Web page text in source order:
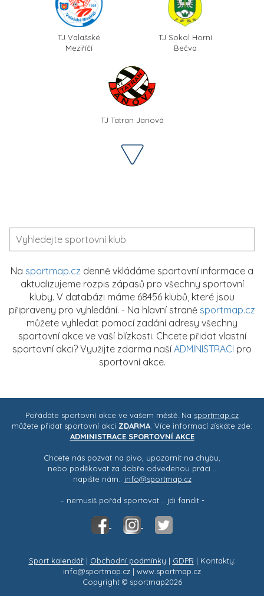
TJ Valašské
Meziříčí
TJ Sokol Horní
Bečva
TJ Tatran Janová
Na sportmap.cz denně vkládáme sportovní informace a
aktualizujeme rozpis zápasů pro všechny sportovní
kluby. V databázi máme 68456 klubů, které jsou
připraveny pro vyhledání. - Na hlavní straně sportmap.cz
můžete vyhledat pomocí zadání adresy všechny
sportovní akce ve vaší blízkosti. Chcete přidat vlastní
sportovní akci? Využijte zdarma naší ADMINISTRACI pro
sportovní akce.
Pořádáte sportovní akce ve vašem městě. Na sportmap.cz
můžete přidat sportovní akci ZDARMA. Více informací získáte zde:
ADMINISTRACE SPORTOVNÍ AKCE
Chcete nás pozvat na pivo, upozornit na chybu,
nebo poděkovat za dobře odvedenou práci ..
napište nám.. info@sportmap.cz
– nemusíš pořád sportovat .. jdi fandit -
Sport kalendář| Obchodní podmínky | GDPR | Kontakty:
info@sportmap.cz | www.sportmap.cz
Copyright © sportmap2026